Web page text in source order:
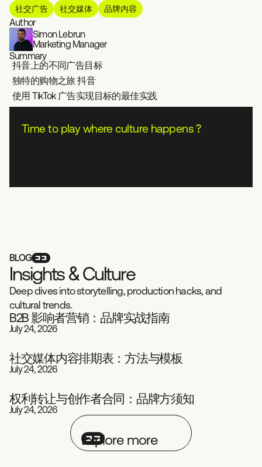
社交广告 社交媒体 品牌内容
Author
Simon Lebrun
Marketing Manager
Summary
抖音上的不同广告目标
独特的购物之旅 抖音
使用 TikTok 广告实现目标的最佳实践
Time to play where culture happens ?
BLOG
Insights &Culture
Deep dives into storytelling, production hacks, and
cultural trends.
剧本 影响力
B2B 影响者营销：品牌实战指南
July 24, 2026
社交媒体
社交媒体内容排期表：方法与模板
July 24, 2026
剧本 影响力
权利转让与创作者合同：品牌方须知
July 24, 2026
Explore more